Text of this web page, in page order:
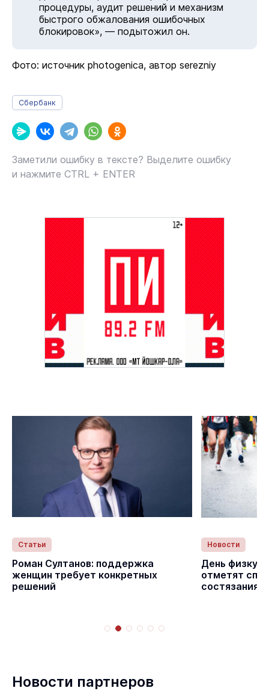
процедуры, аудит решений и механизм
быстрого обжалования ошибочных
блокировок», — подытожил он.
Фото: источник photogenica, автор serezniy
Сбербанк
Заметили ошибку в тексте? Выделите ошибку
и нажмите CTRL + ENTER
Статьи
Роман Султанов: поддержка
женщин требует конкретных
решений
Новости
День
отметят
Новости партнеров